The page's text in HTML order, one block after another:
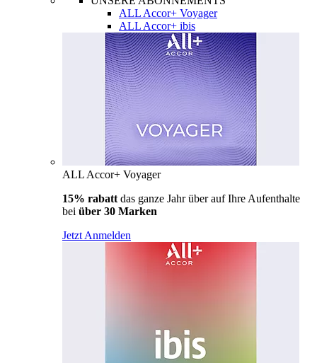
ALL Accor+ Voyager
ALL Accor+ ibis
ALL Accor+ Voyager
15% rabatt das ganze Jahr über auf Ihre Aufenthalte
bei über 30 Marken
Jetzt Anmelden